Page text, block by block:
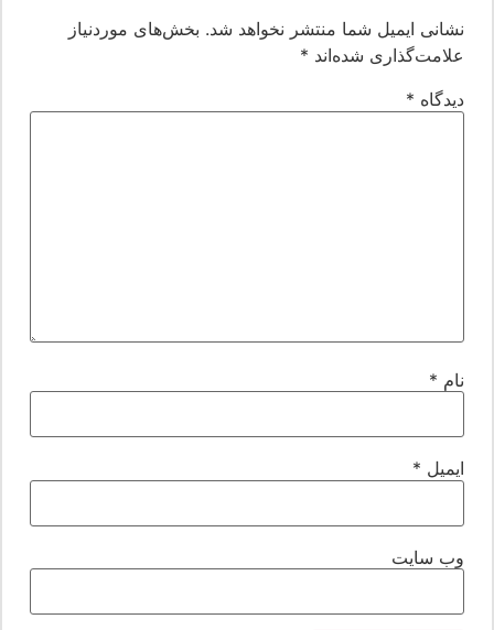
ایمیل شما منتشر نخواهد شد. بخش‌های موردنیاز
شده‌اند*
*
*
سایت